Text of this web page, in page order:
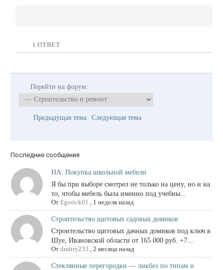
1 ОТВЕТ
Перейти на форум:
Предыдущая тема Следующая тема
Последние сообщения
НА: Покупка школьной мебели
Я бы при выборе смотрел не только на цену, но и на
то, чтобы мебель была именно под учебны...
От Egorick01 , 1 неделя назад
Строительство щитовых садовых домиков
Строительство щитовых дачных домиков под ключ в
Шуе, Ивановской области от 165 000 руб. +7...
От dmitry233 , 2 месяца назад
Стеклянные перегородки — ликбез по типам и